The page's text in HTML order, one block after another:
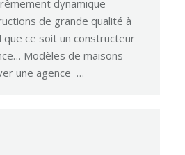
dynamique
de grande qualité à
ce soit un constructeur
Modèles de maisons
une agence …